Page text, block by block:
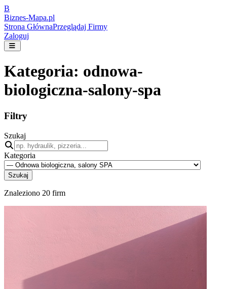
B
Biznes-Mapa.pl
Strona GłównaPrzeglądaj Firmy
Zaloguj
Kategoria: odnowa-
biologiczna-salony-spa
Filtry
Szukaj
Kategoria
Szukaj
Znaleziono 20 firm